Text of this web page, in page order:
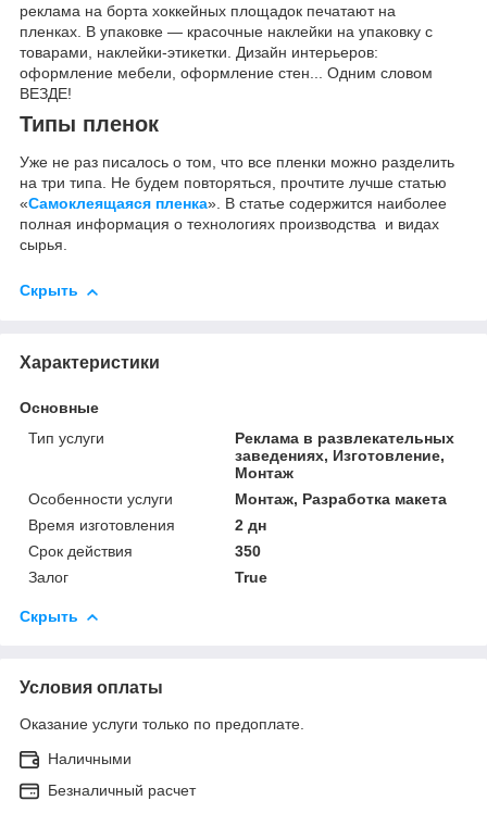
реклама на борта хоккейных площадок печатают на
пленках. В упаковке ― красочные наклейки на упаковку с
товарами, наклейки-этикетки. Дизайн интерьеров:
оформление мебели, оформление стен... Одним словом
ВЕЗДЕ!
Типы пленок
Уже не раз писалось о том, что все пленки можно разделить
на три типа. Не будем повторяться, прочтите лучше статью
«Самоклеящаяся пленка». В статье содержится наиболее
полная информация о технологиях производства и видах
сырья.
Скрыть
Характеристики
Основные
Тип услуги
Реклама в развлекательных
заведениях, Изготовление,
Монтаж
Особенности услуги
Монтаж, Разработка макета
Время изготовления
2 дн
Срок действия
350
Залог
True
Скрыть
Условия оплаты
Оказание услуги только по предоплате.
Наличными
Безналичный расчет